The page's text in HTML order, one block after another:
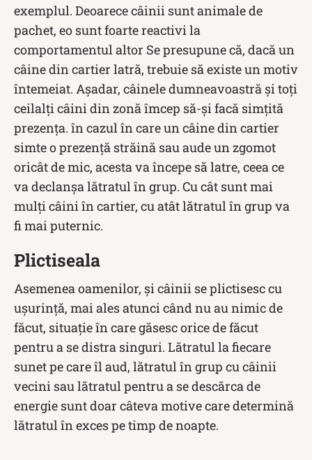
exemplul. Deoarece câinii sunt animale de
pachet, eo sunt foarte reactivi la
comportamentul altor Se presupune că, dacă un
câine din cartier latră, trebuie să existe un motiv
întemeiat. Așadar, câinele dumneavoastră și toți
ceilalți câini din zonă îmcep să-și facă simțită
prezența. în cazul în care un câine din cartier
simte o prezență străină sau aude un zgomot
oricât de mic, acesta va începe să latre, ceea ce
va declanșa lătratul în grup. Cu cât sunt mai
mulți câini în cartier, cu atât lătratul în grup va
fi mai puternic.
Plictiseala
Asemenea oamenilor, și câinii se plictisesc cu
ușurință, mai ales atunci când nu au nimic de
făcut, situație în care găsesc orice de făcut
pentru a se distra singuri. Lătratul la fiecare
sunet pe care îl aud, lătratul în grup cu câinii
vecini sau lătratul pentru a se descărca de
energie sunt doar câteva motive care determină
lătratul în exces pe timp de noapte.